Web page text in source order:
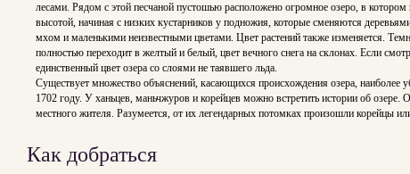
лесами. Рядом с этой песчаной пустошью расположено огромное озеро, в котором
высотой, начиная с низких кустарников у подножия, которые сменяются
мхом и маленькими неизвестными цветами. Цвет растений также изменяется.
полностью переходит в желтый и белый, цвет вечного снега на склонах. Если
единственный цвет озера со слоями не таявшего льда.
Существует множество объяснений, касающихся происхождения озера, наиболее
1702 году. У ханьцев, маньчжуров и корейцев можно встретить истории об озере.
местного жителя. Разумеется, от их легендарных потомках произошли корейцы
Как добраться